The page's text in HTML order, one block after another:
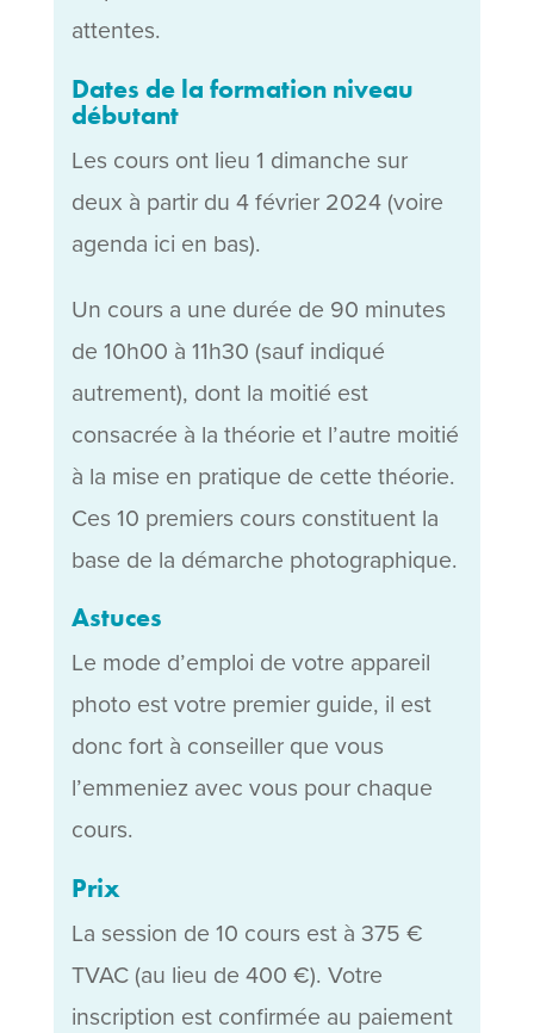
attentes.
Dates de la formation niveau
débutant
Les cours ont lieu 1 dimanche sur
deux à partir du 4 février 2024 (voire
agenda ici en bas).
Un cours a une durée de 90 minutes
de 10h00 à 11h30 (sauf indiqué
autrement), dont la moitié est
consacrée à la théorie et l’autre moitié
à la mise en pratique de cette théorie.
Ces 10 premiers cours constituent la
base de la démarche photographique.
Astuces
Le mode d’emploi de votre appareil
photo est votre premier guide, il est
donc fort à conseiller que vous
l’emmeniez avec vous pour chaque
cours.
Prix
La session de 10 cours est à 375 €
TVAC (au lieu de 400 €). Votre
inscription est confirmée au paiement